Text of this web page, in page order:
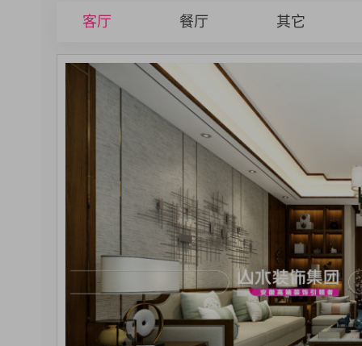
客厅 餐厅 其它